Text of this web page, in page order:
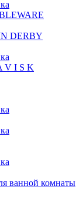
DERBY
V I S K
ванной комнаты